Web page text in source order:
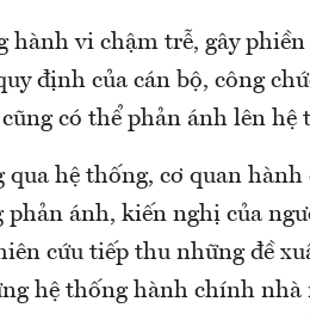
hành vi chậm trễ, gây
định của cán bộ, công
có thể phản ánh lên hệ
qua hệ thống, cơ quan
phản ánh, kiến nghị của
cứu tiếp thu những đề
hệ thống hành chính